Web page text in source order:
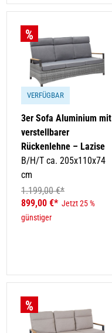
VERFÜGBAR
3er Sofa Aluminium mit
verstellbarer
Rückenlehne – Lazise
B/H/T ca. 205x110x74
cm
1.199,00 €*
899,00 €* Jetzt 25 %
günstiger